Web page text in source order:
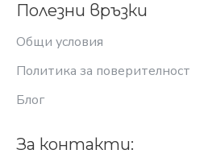
Полезни връзки
Общи условия
Политика за поверителност
Блог
За контакти: